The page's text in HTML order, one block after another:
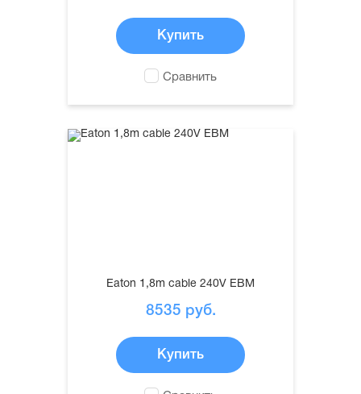
Купить
Сравнить
Eaton 1,8m cable 240V EBM
8535 руб.
Купить